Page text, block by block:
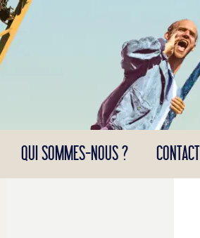
Panneau de gestion des cookies
QUI SOMMES-NOUS ? CONTACT